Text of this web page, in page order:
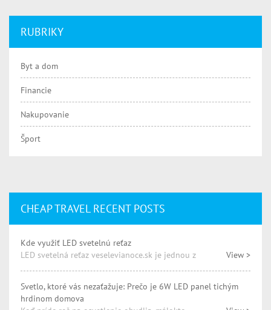
RUBRIKY
Byt a dom
Financie
Nakupovanie
Šport
CHEAP TRAVEL RECENT POSTS
Kde využiť LED svetelnú reťaz
LED svetelná reťaz veselevianoce.sk je jednou z
View >
Svetlo, ktoré vás nezaťažuje: Prečo je 6W LED panel tichým
hrdinom domova